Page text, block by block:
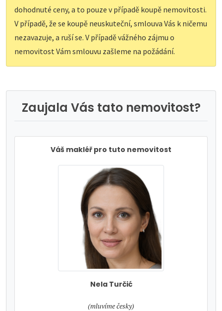
dohodnuté ceny, a to pouze v případě koupě nemovitosti.
V případě, že se koupě neuskuteční, smlouva Vás k ničemu
nezavazuje, a ruší se. V případě vážného zájmu o
nemovitost Vám smlouvu zašleme na požádání.
Zaujala Vás tato nemovitost?
Váš makléř pro tuto nemovitost
Nela Turčić
tel:
(mluvíme česky)